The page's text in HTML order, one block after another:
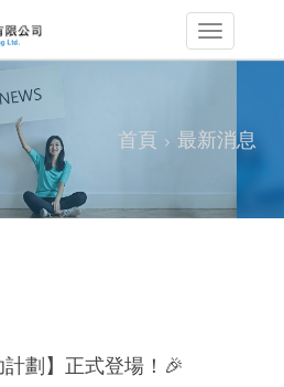
首頁 最新消息
劃】正式登場！🎉